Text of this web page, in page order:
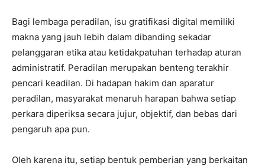
Bagi lembaga peradilan, isu gratifikasi digital memiliki
makna yang jauh lebih dalam dibanding sekadar
pelanggaran etika atau ketidakpatuhan terhadap aturan
administratif. Peradilan merupakan benteng terakhir
pencari keadilan. Di hadapan hakim dan aparatur
peradilan, masyarakat menaruh harapan bahwa setiap
perkara diperiksa secara jujur, objektif, dan bebas dari
pengaruh apa pun.
Oleh karena itu, setiap bentuk pemberian yang berkaitan